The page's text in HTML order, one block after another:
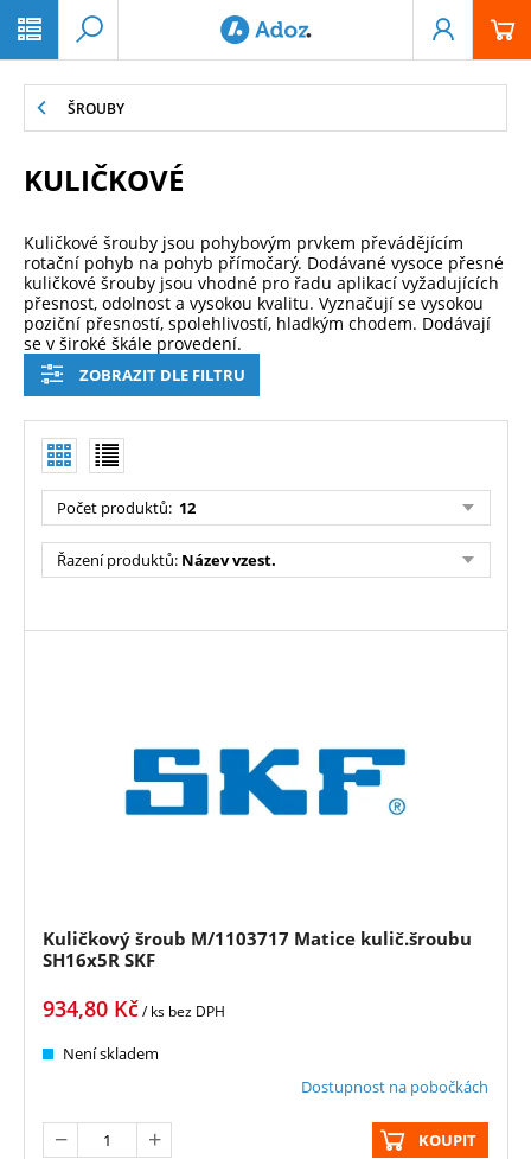
ŠROUBY
KULIČKOVÉ
Kuličkové šrouby jsou pohybovým prvkem převádějícím
rotační pohyb na pohyb přímočarý. Dodávané vysoce přesné
kuličkové šrouby jsou vhodné pro řadu aplikací vyžadujících
přesnost, odolnost a vysokou kvalitu. Vyznačují se vysokou
poziční přesností, spolehlivostí, hladkým chodem. Dodávají
se v široké škále provedení.
ZOBRAZIT DLE FILTRU
Počet produktů: 12
Řazení produktů: Název vzest.
Kuličkový šroub M/1103717 Matice kulič.šroubu
SH16x5R SKF
934,80 Kč/ ks bez DPH
Není skladem
Dostupnost na pobočkách
KOUPIT